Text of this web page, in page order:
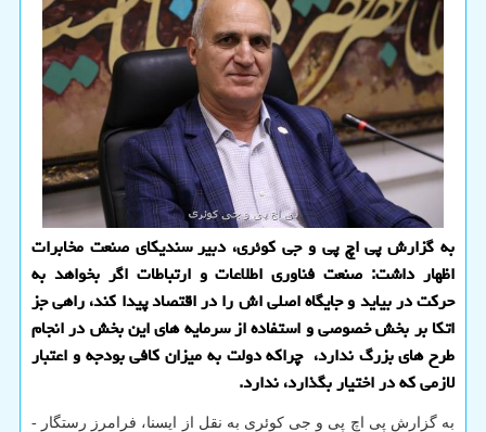
به گزارش پی اچ پی و جی کوئری، دبیر سندیکای صنعت مخابرات
اظهار داشت: صنعت فناوری اطلاعات و ارتباطات اگر بخواهد به
حرکت در بیاید و جایگاه اصلی اش را در اقتصاد پیدا کند، راهی جز
اتکا بر بخش خصوصی و استفاده از سرمایه های این بخش در انجام
طرح های بزرگ ندارد، چراکه دولت به میزان کافی بودجه و اعتبار
لازمی که در اختیار بگذارد، ندارد.
به گزارش پی اچ پی و جی کوئری به نقل از ایسنا، فرامرز رستگار -